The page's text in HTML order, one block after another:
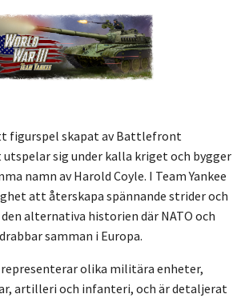
figurspel skapat av Battlefront
utspelar sig under kalla kriget och bygger
namn av Harold Coyle. I Team Yankee
att återskapa spännande strider och
alternativa historien där NATO och
samman i Europa.
olika militära enheter,
artilleri och infanteri, och är detaljerat